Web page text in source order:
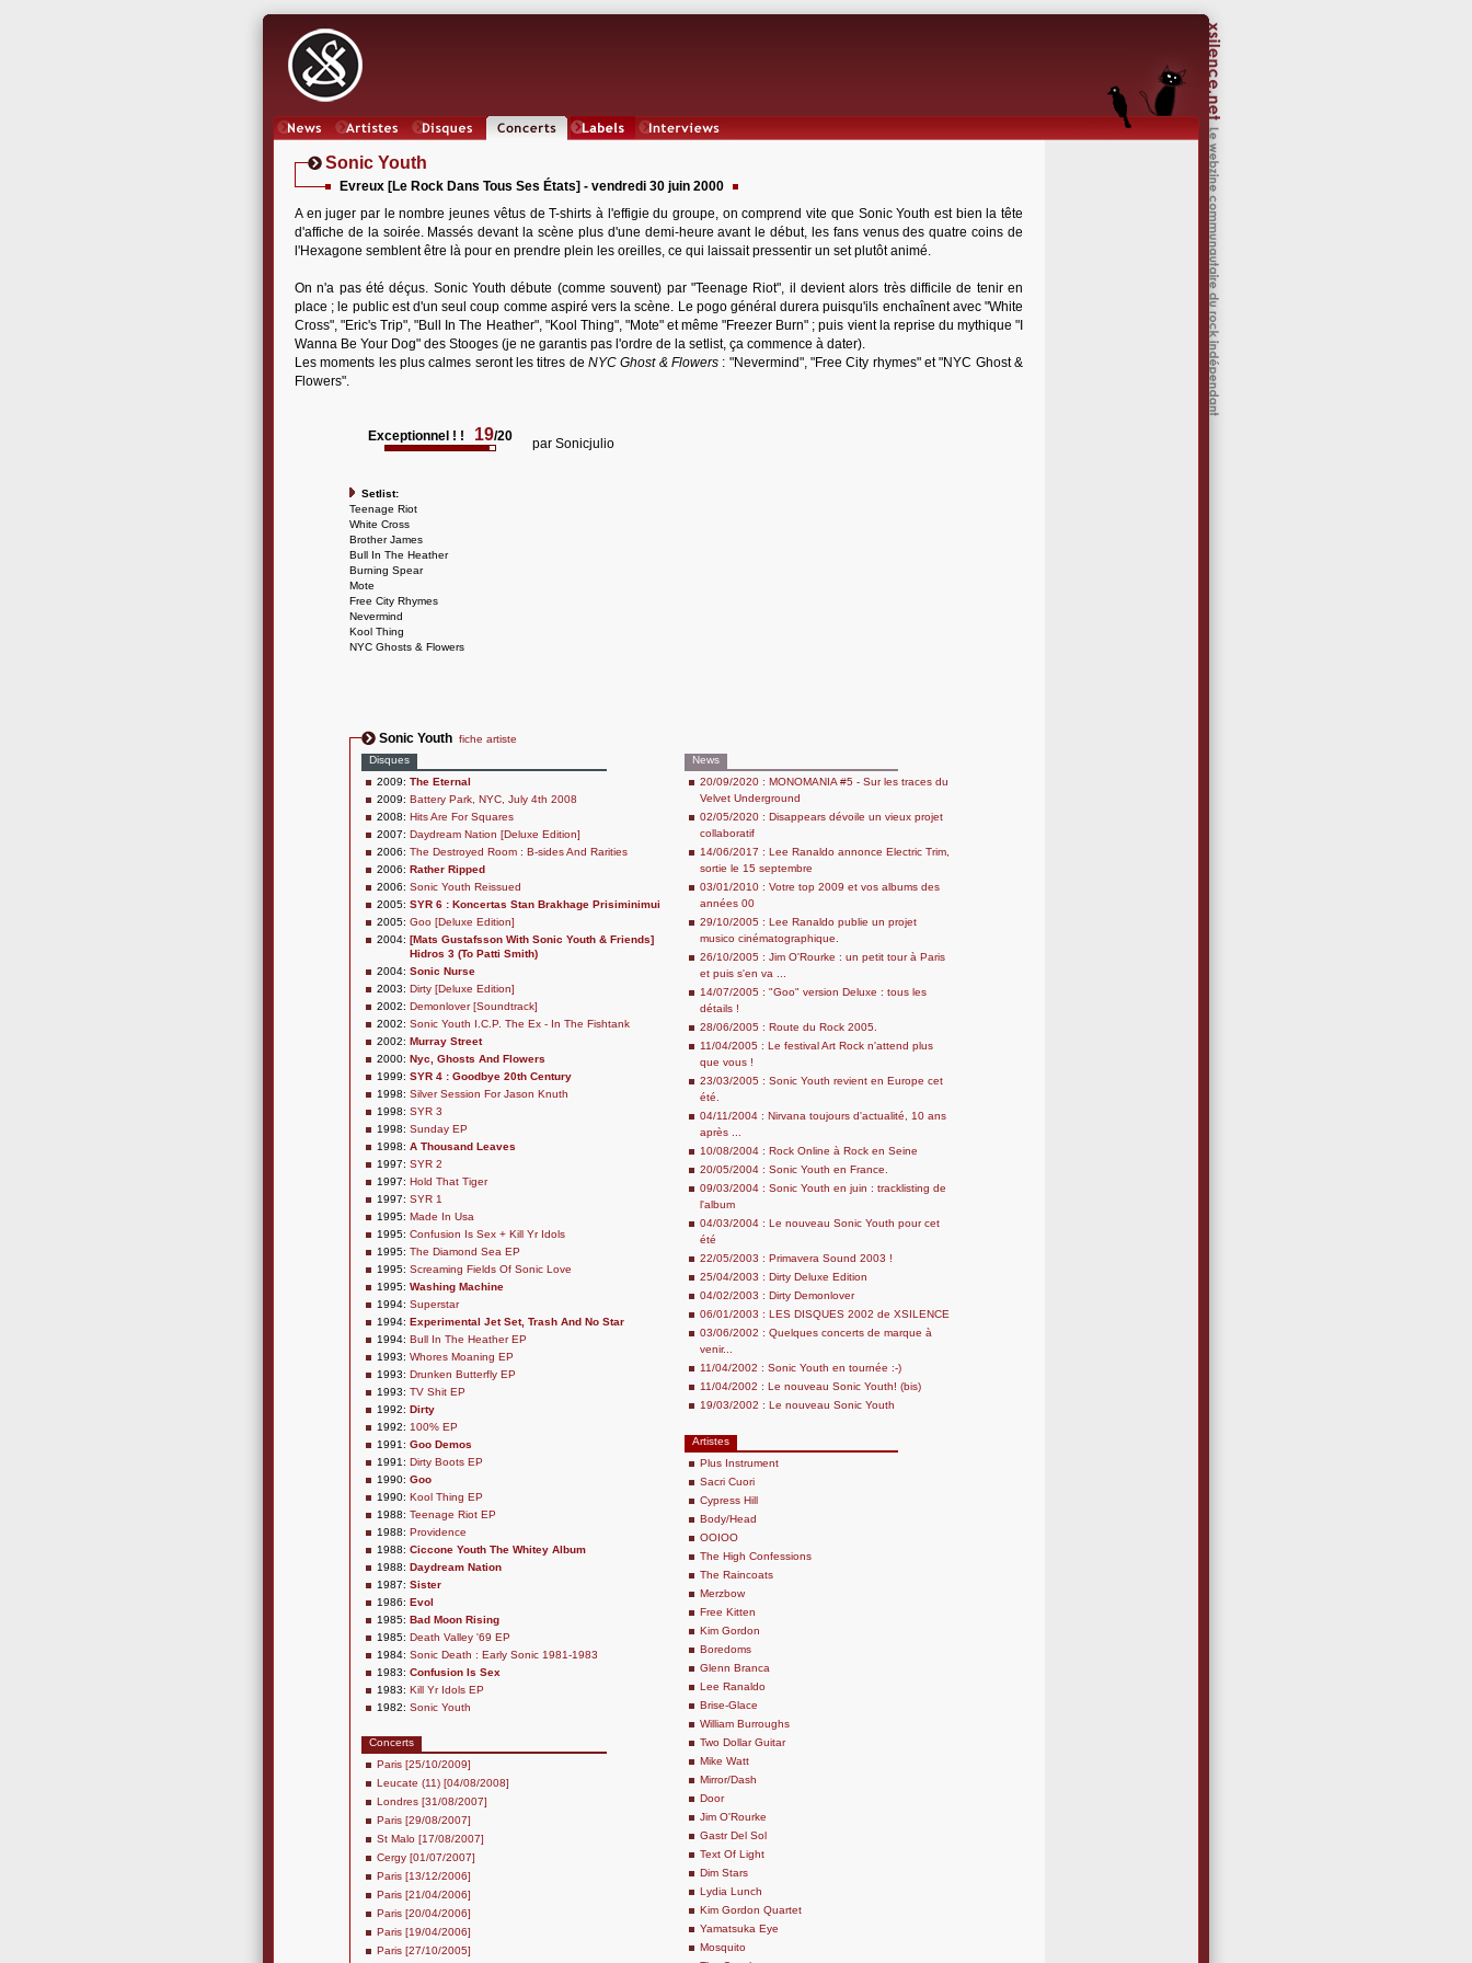
Sonic Youth
Evreux [Le Rock Dans Tous Ses États] - vendredi 30 juin 2000
A en juger par le nombre jeunes vêtus de T-shirts à l'effigie du groupe, on comprend vite que Sonic Youth est bien la tête
d'affiche de la soirée. Massés devant la scène plus d'une demi-heure avant le début, les fans venus des quatre coins de
l'Hexagone semblent être là pour en prendre plein les oreilles, ce qui laissait pressentir un set plutôt animé.
On n'a pas été déçus. Sonic Youth débute (comme souvent) par "Teenage Riot", il devient alors très difficile de tenir en
place ; le public est d'un seul coup comme aspiré vers la scène. Le pogo général durera puisqu'ils enchaînent avec "White
Cross", "Eric's Trip", "Bull In The Heather", "Kool Thing", "Mote" et même "Freezer Burn" ; puis vient la reprise du mythique "I
Wanna Be Your Dog" des Stooges (je ne garantis pas l'ordre de la setlist, ça commence à dater).
Les moments les plus calmes seront les titres de NYC Ghost & Flowers : "Nevermind", "Free City rhymes" et "NYC Ghost &
Flowers".
Exceptionnel ! ! 19/20 par Sonicjulio
Setlist:
Teenage Riot
White Cross
Brother James
Bull In The Heather
Burning Spear
Mote
Free City Rhymes
Nevermind
Kool Thing
NYC Ghosts & Flowers
Sonic Youth fiche artiste
Disques
2009: The Eternal
2009: Battery Park, NYC, July 4th 2008
2008: Hits Are For Squares
2007: Daydream Nation [Deluxe Edition]
2006: The Destroyed Room : B-sides And Rarities
2006: Rather Ripped
2006: Sonic Youth Reissued
2005: SYR 6 : Koncertas Stan Brakhage Prisiminimui
2005: Goo [Deluxe Edition]
2004: [Mats Gustafsson With Sonic Youth & Friends]
Hidros 3 (To Patti Smith)
2004: Sonic Nurse
2003: Dirty [Deluxe Edition]
2002: Demonlover [Soundtrack]
2002: Sonic Youth I.C.P. The Ex - In The Fishtank
2002: Murray Street
2000: Nyc, Ghosts And Flowers
1999: SYR 4 : Goodbye 20th Century
1998: Silver Session For Jason Knuth
1998: SYR 3
1998: Sunday EP
1998: A Thousand Leaves
1997: SYR 2
1997: Hold That Tiger
1997: SYR 1
1995: Made In Usa
1995: Confusion Is Sex + Kill Yr Idols
1995: The Diamond Sea EP
1995: Screaming Fields Of Sonic Love
1995: Washing Machine
1994: Superstar
1994: Experimental Jet Set, Trash And No Star
1994: Bull In The Heather EP
1993: Whores Moaning EP
1993: Drunken Butterfly EP
1993: TV Shit EP
1992: Dirty
1992: 100% EP
1991: Goo Demos
1991: Dirty Boots EP
1990: Goo
1990: Kool Thing EP
1988: Teenage Riot EP
1988: Providence
1988: Ciccone Youth The Whitey Album
1988: Daydream Nation
1987: Sister
1986: Evol
1985: Bad Moon Rising
1985: Death Valley '69 EP
1984: Sonic Death : Early Sonic 1981-1983
1983: Confusion Is Sex
1983: Kill Yr Idols EP
1982: Sonic Youth
Concerts
Paris [25/10/2009]
Leucate (11) [04/08/2008]
Londres [31/08/2007]
Paris [29/08/2007]
St Malo [17/08/2007]
Cergy [01/07/2007]
Paris [13/12/2006]
Paris [21/04/2006]
Paris [20/04/2006]
Paris [19/04/2006]
Paris [27/10/2005]
News
20/09/2020 : MONOMANIA #5 - Sur les traces du
Velvet Underground
02/05/2020 : Disappears dévoile un vieux projet
collaboratif
14/06/2017 : Lee Ranaldo annonce Electric Trim,
sortie le 15 septembre
03/01/2010 : Votre top 2009 et vos albums des
années 00
29/10/2005 : Lee Ranaldo publie un projet
musico cinématographique.
26/10/2005 : Jim O'Rourke : un petit tour à Paris
et puis s'en va ...
14/07/2005 : "Goo" version Deluxe : tous les
détails !
28/06/2005 : Route du Rock 2005.
11/04/2005 : Le festival Art Rock n'attend plus
que vous !
23/03/2005 : Sonic Youth revient en Europe cet
été.
04/11/2004 : Nirvana toujours d'actualité, 10 ans
après ...
10/08/2004 : Rock Online à Rock en Seine
20/05/2004 : Sonic Youth en France.
09/03/2004 : Sonic Youth en juin : tracklisting de
l'album
04/03/2004 : Le nouveau Sonic Youth pour cet
été
22/05/2003 : Primavera Sound 2003 !
25/04/2003 : Dirty Deluxe Edition
04/02/2003 : Dirty Demonlover
06/01/2003 : LES DISQUES 2002 de XSILENCE
03/06/2002 : Quelques concerts de marque à
venir...
11/04/2002 : Sonic Youth en tournée :-)
11/04/2002 : Le nouveau Sonic Youth! (bis)
19/03/2002 : Le nouveau Sonic Youth
Artistes
Plus Instrument
Sacri Cuori
Cypress Hill
Body/Head
OOIOO
The High Confessions
The Raincoats
Merzbow
Free Kitten
Kim Gordon
Boredoms
Glenn Branca
Lee Ranaldo
Brise-Glace
William Burroughs
Two Dollar Guitar
Mike Watt
Mirror/Dash
Door
Jim O'Rourke
Gastr Del Sol
Text Of Light
Dim Stars
Lydia Lunch
Kim Gordon Quartet
Yamatsuka Eye
Mosquito